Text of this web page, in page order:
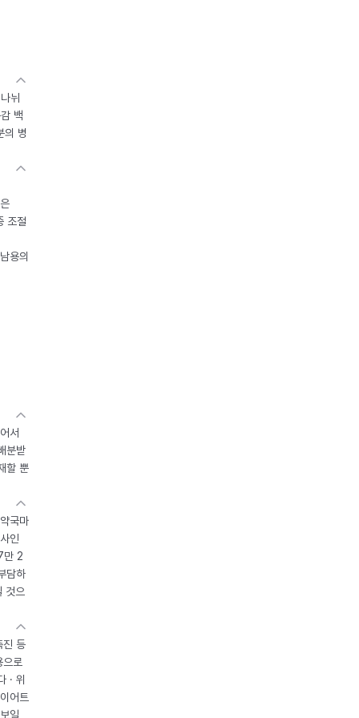
뉘
백
의 병
조절
용의
서
분받
할 뿐
국마
인
만 2
담하
것으
진 등
로
· 위
어트
일